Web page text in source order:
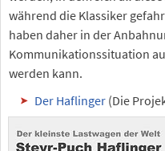
während die Klassiker
haben daher in der
Kommunikationssituation
werden kann.
Der Haflinger (Die